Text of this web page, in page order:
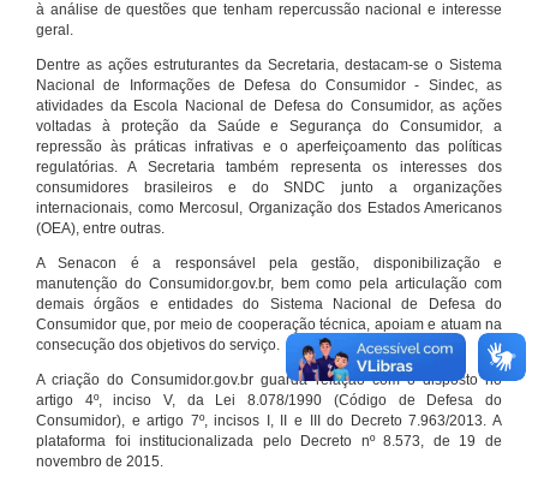
à análise de questões que tenham repercussão nacional e interesse
geral.
Dentre as ações estruturantes da Secretaria, destacam-se o Sistema
Nacional de Informações de Defesa do Consumidor - Sindec, as
atividades da Escola Nacional de Defesa do Consumidor, as ações
voltadas à proteção da Saúde e Segurança do Consumidor, a
repressão às práticas infrativas e o aperfeiçoamento das políticas
regulatórias. A Secretaria também representa os interesses dos
consumidores brasileiros e do SNDC junto a organizações
internacionais, como Mercosul, Organização dos Estados Americanos
(OEA), entre outras.
A Senacon é a responsável pela gestão, disponibilização e
manutenção do Consumidor.gov.br, bem como pela articulação com
demais órgãos e entidades do Sistema Nacional de Defesa do
Consumidor que, por meio de cooperação técnica, apoiam e atuam na
consecução dos objetivos do serviço.
A criação do Consumidor.gov.br guarda relação com o disposto no
artigo 4º, inciso V, da Lei 8.078/1990 (Código de Defesa do
Consumidor), e artigo 7º, incisos I, II e III do Decreto 7.963/2013. A
plataforma foi institucionalizada pelo Decreto nº 8.573, de 19 de
novembro de 2015.